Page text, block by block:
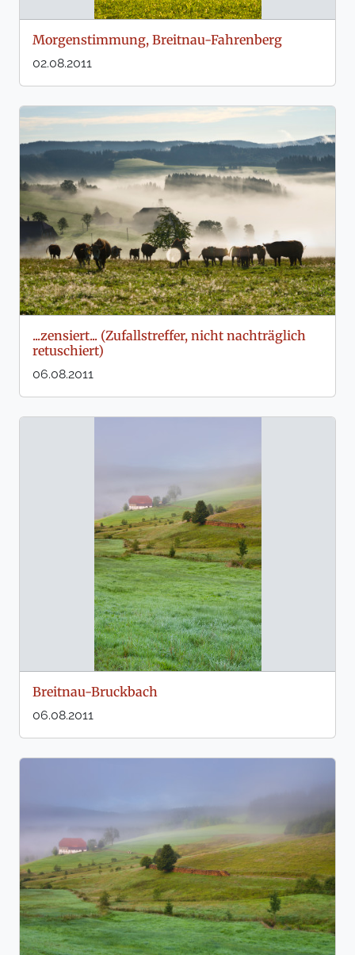
Morgenstimmung, Breitnau-Fahrenberg
02.08.2011
...zensiert... (Zufallstreffer, nicht nachträglich
retuschiert)
06.08.2011
Breitnau-Bruckbach
06.08.2011